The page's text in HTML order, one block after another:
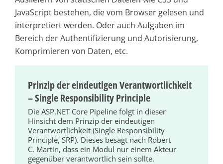
JavaScript bestehen, die vom Browser gelesen und
interpretiert werden. Oder auch Aufgaben im
Bereich der Authentifizierung und Autorisierung,
Komprimieren von Daten, etc.
Prinzip der eindeutigen Verantwortlichkeit
– Single Responsibility Principle
Die ASP.NET Core Pipeline folgt in dieser
Hinsicht dem Prinzip der eindeutigen
Verantwortlichkeit (Single Responsibility
Principle, SRP). Dieses besagt nach Robert
C. Martin, dass ein Modul nur einem Akteur
gegenüber verantwortlich sein sollte.